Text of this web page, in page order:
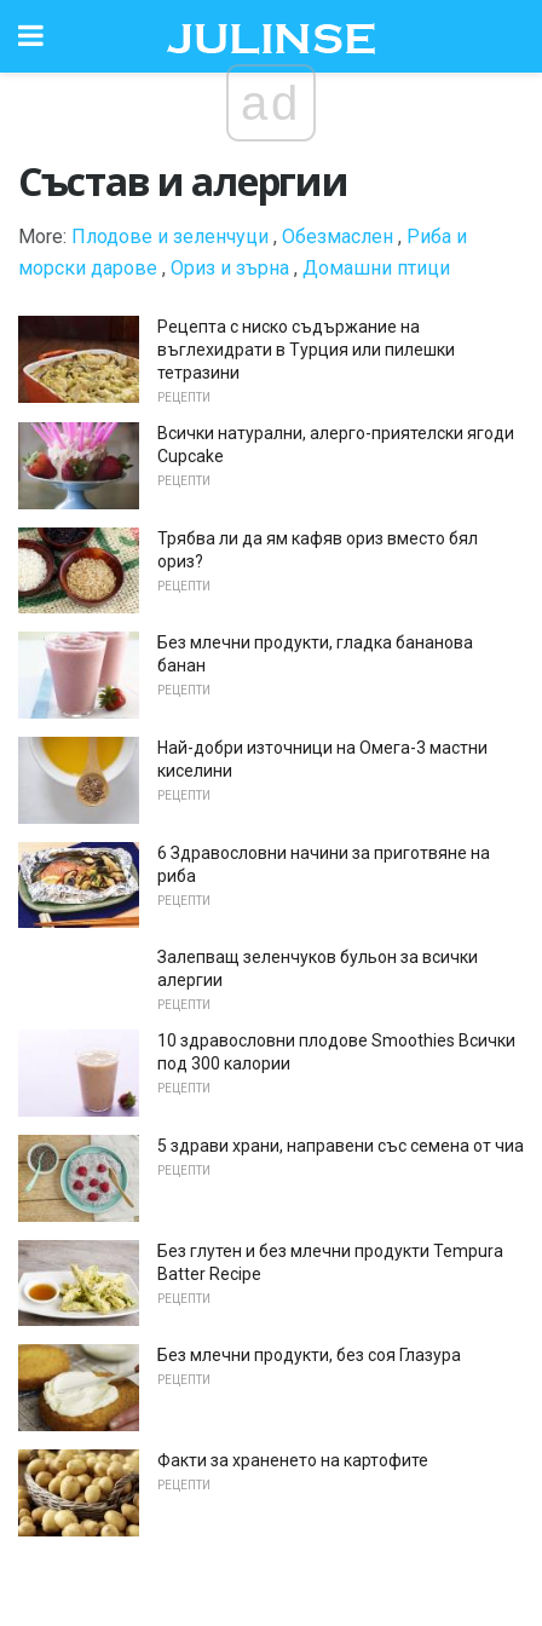
ad
Състав и алергии
More: Плодове и зеленчуци , Обезмаслен , Риба и
морски дарове , Ориз и зърна , Домашни птици
Рецепта с ниско съдържание на
въглехидрати в Турция или пилешки
тетразини
РЕЦЕПТИ
Всички натурални, алерго-приятелски ягоди
Cupcake
РЕЦЕПТИ
Трябва ли да ям кафяв ориз вместо бял
ориз?
РЕЦЕПТИ
Без млечни продукти, гладка бананова
банан
РЕЦЕПТИ
Най-добри източници на Омега-3 мастни
киселини
РЕЦЕПТИ
6 Здравословни начини за приготвяне на
риба
РЕЦЕПТИ
Залепващ зеленчуков бульон за всички
алергии
РЕЦЕПТИ
10 здравословни плодове Smoothies Всички
под 300 калории
РЕЦЕПТИ
5 здрави храни, направени със семена от чиа
РЕЦЕПТИ
Без глутен и без млечни продукти Tempura
Batter Recipe
РЕЦЕПТИ
Без млечни продукти, без соя Глазура
РЕЦЕПТИ
Факти за храненето на картофите
РЕЦЕПТИ